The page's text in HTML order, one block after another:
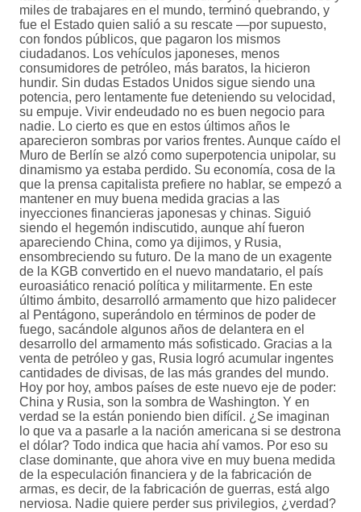
miles de trabajares en el mundo, terminó quebrando, y
fue el Estado quien salió a su rescate —por supuesto,
con fondos públicos, que pagaron los mismos
ciudadanos. Los vehículos japoneses, menos
consumidores de petróleo, más baratos, la hicieron
hundir. Sin dudas Estados Unidos sigue siendo una
potencia, pero lentamente fue deteniendo su velocidad,
su empuje. Vivir endeudado no es buen negocio para
nadie. Lo cierto es que en estos últimos años le
aparecieron sombras por varios frentes. Aunque caído el
Muro de Berlín se alzó como superpotencia unipolar, su
dinamismo ya estaba perdido. Su economía, cosa de la
que la prensa capitalista prefiere no hablar, se empezó a
mantener en muy buena medida gracias a las
inyecciones financieras japonesas y chinas. Siguió
siendo el hegemón indiscutido, aunque ahí fueron
apareciendo China, como ya dijimos, y Rusia,
ensombreciendo su futuro. De la mano de un exagente
de la KGB convertido en el nuevo mandatario, el país
euroasiático renació política y militarmente. En este
último ámbito, desarrolló armamento que hizo palidecer
al Pentágono, superándolo en términos de poder de
fuego, sacándole algunos años de delantera en el
desarrollo del armamento más sofisticado. Gracias a la
venta de petróleo y gas, Rusia logró acumular ingentes
cantidades de divisas, de las más grandes del mundo.
Hoy por hoy, ambos países de este nuevo eje de poder:
China y Rusia, son la sombra de Washington. Y en
verdad se la están poniendo bien difícil. ¿Se imaginan
lo que va a pasarle a la nación americana si se destrona
el dólar? Todo indica que hacia ahí vamos. Por eso su
clase dominante, que ahora vive en muy buena medida
de la especulación financiera y de la fabricación de
armas, es decir, de la fabricación de guerras, está algo
nerviosa. Nadie quiere perder sus privilegios, ¿verdad?